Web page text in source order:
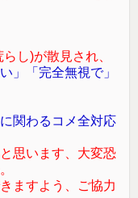
し)が散見され、
」「完全無視で」
関わるコメ全対応
思います、大変恐
ますよう、ご協力